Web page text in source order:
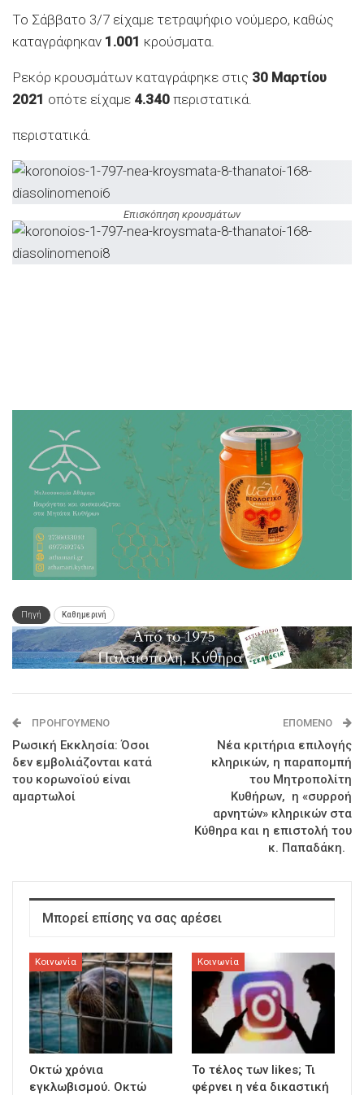
Το Σάββατο 3/7 είχαμε τετραψήφιο νούμερο, καθώς
καταγράφηκαν 1.001 κρούσματα.
Ρεκόρ κρουσμάτων καταγράφηκε στις 30 Μαρτίου
2021 οπότε είχαμε 4.340 περιστατικά.
περιστατικά.
Επισκόπηση κρουσμάτων
Πηγή Καθημερινή
ΠΡΟΗΓΟΎΜΕΝΟ
Ρωσική Εκκλησία: Όσοι
δεν εμβολιάζονται κατά
του κορωνοϊού είναι
αμαρτωλοί
ΕΠΌΜΕΝΟ
Νέα κριτήρια επιλογής
κληρικών, η παραπομπή
του Μητροπολίτη
Κυθήρων, η «συρροή
αρνητών» κληρικών στα
Κύθηρα και η επιστολή του
κ. Παπαδάκη.
Μπορεί επίσης να σας αρέσει
Κοινωνία
Οκτώ χρόνια
εγκλωβισμού. Οκτώ
Κοινωνία
To τέλος των likes; Τι
φέρνει η νέα δικαστική